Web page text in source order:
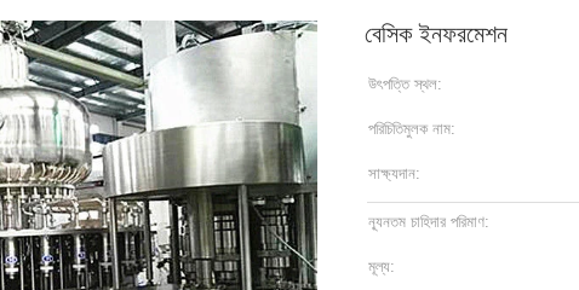
বেসিক ইনফরমেশন
উৎপত্তি স্থল:
পরিচিতিমুলক নাম:
সাক্ষ্যদান:
ন্যূনতম চাহিদার পরিমাণ:
মূল্য: